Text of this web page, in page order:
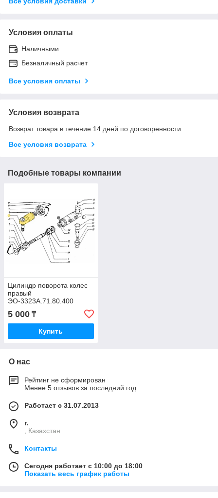
Условия оплаты
Наличными
Безналичный расчет
Все условия оплаты
Условия возврата
Возврат товара в течение 14 дней по договоренности
Все условия возврата
Подобные товары компании
Цилиндр поворота колес
правый
ЭО-3323А.71.80.400
5 000 ₸
Купить
О нас
Рейтинг не сформирован
Менее 5 отзывов за последний год
Работает с 31.07.2013
г.
, Казахстан
Контакты
Сегодня работает с 10:00 до 18:00
Показать весь график работы